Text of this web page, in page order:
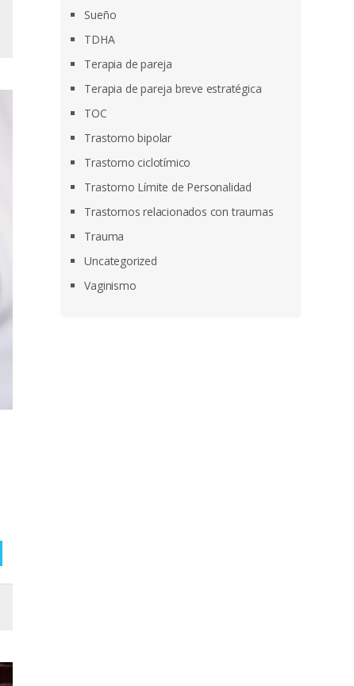
Sueño
TDHA
Terapia de pareja
Terapia de pareja breve estratégica
TOC
Trastorno bipolar
Trastorno ciclotímico
Trastorno Límite de Personalidad
Trastornos relacionados con traumas
Trauma
Uncategorized
Vaginismo